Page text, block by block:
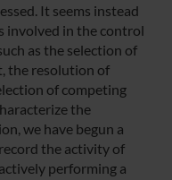
It seems instead
involved in the control
as the selection of
the resolution of
of competing
the
we have begun a
the activity of
performing a